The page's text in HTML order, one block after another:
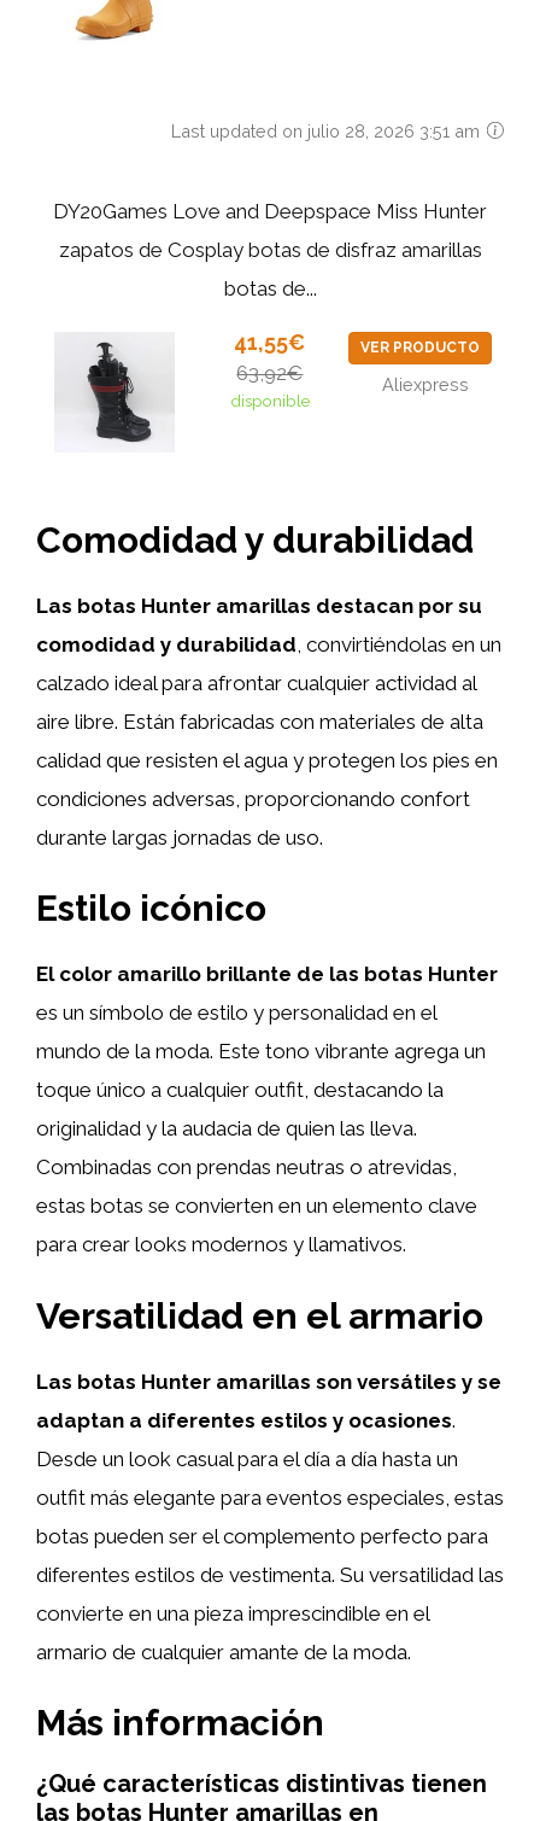
Last updated on julio 28, 2026 3:51 am
DY20Games Love and Deepspace Miss Hunter
zapatos de Cosplay botas de disfraz amarillas
botas de...
41,55€
63,92€
disponible
VER PRODUCTO
Aliexpress
Comodidad y durabilidad
Las botas Hunter amarillas destacan por su
comodidad y durabilidad , convirtiéndolas en un
calzado ideal para afrontar cualquier actividad al
aire libre. Están fabricadas con materiales de alta
calidad que resisten el agua y protegen los pies en
condiciones adversas, proporcionando confort
durante largas jornadas de uso.
Estilo icónico
El color amarillo brillante de las botas Hunter
es un símbolo de estilo y personalidad en el
mundo de la moda. Este tono vibrante agrega un
toque único a cualquier outfit, destacando la
originalidad y la audacia de quien las lleva.
Combinadas con prendas neutras o atrevidas,
estas botas se convierten en un elemento clave
para crear looks modernos y llamativos.
Versatilidad en el armario
Las botas Hunter amarillas son versátiles y se
adaptan a diferentes estilos y ocasiones.
Desde un look casual para el día a día hasta un
outfit más elegante para eventos especiales, estas
botas pueden ser el complemento perfecto para
diferentes estilos de vestimenta. Su versatilidad las
convierte en una pieza imprescindible en el
armario de cualquier amante de la moda.
Más información
¿Qué características distintivas tienen
las botas Hunter amarillas en